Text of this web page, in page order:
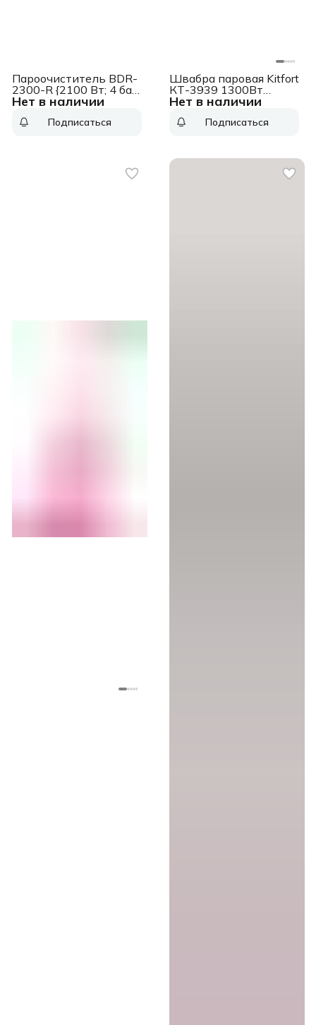
Нет в наличии
Пароочиститель BDR-
2300-R {2100 Вт; 4 бар;
143 °С; 1500 мл;набор
[93722609]Подписаться
Нет в наличии
Швабра паровая Kitfort
КТ-3939 1300Вт
красный/черный
Подписаться